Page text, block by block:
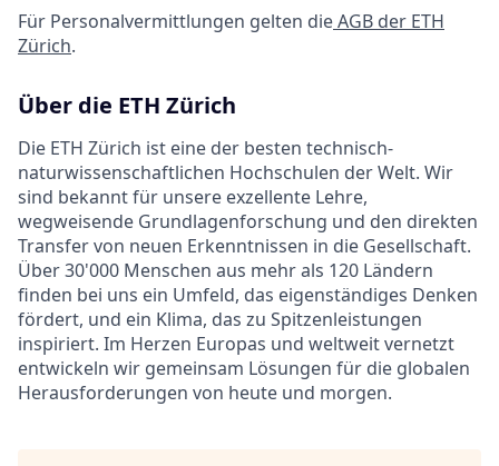
Für Personalvermittlungen gelten dieAGB der ETH
Zürich.
Über die ETH Zürich
Die ETH Zürich ist eine der besten technisch-
naturwissenschaftlichen Hochschulen der Welt. Wir
sind bekannt für unsere exzellente Lehre,
wegweisende Grundlagenforschung und den direkten
Transfer von neuen Erkenntnissen in die Gesellschaft.
Über 30'000 Menschen aus mehr als 120 Ländern
finden bei uns ein Umfeld, das eigenständiges Denken
fördert, und ein Klima, das zu Spitzenleistungen
inspiriert. Im Herzen Europas und weltweit vernetzt
entwickeln wir gemeinsam Lösungen für die globalen
Herausforderungen von heute und morgen.